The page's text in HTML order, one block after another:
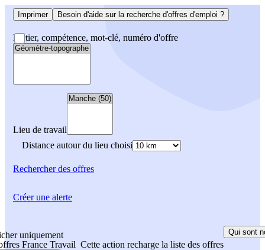
Imprimer Besoin d'aide sur la recherche d'offres d'emploi ?
Métier, compétence, mot-clé, numéro d'offre
Lieu de travail
Distance autour du lieu choisi
Rechercherdes offres
uniquement
France Travail Cette action recharge la liste des offres
Qui sont
Créer une alerte